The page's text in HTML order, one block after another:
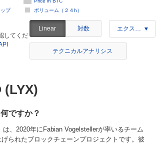
ップ
ボリューム（２４h）
してくだ
Linear 対数 エクスポート
テクニカルアナリシス
(LYX)
ですか？
は、2020年にFabian Vogelstellerが率いるチーム
られたブロックチェーンプロジェクトです。彼